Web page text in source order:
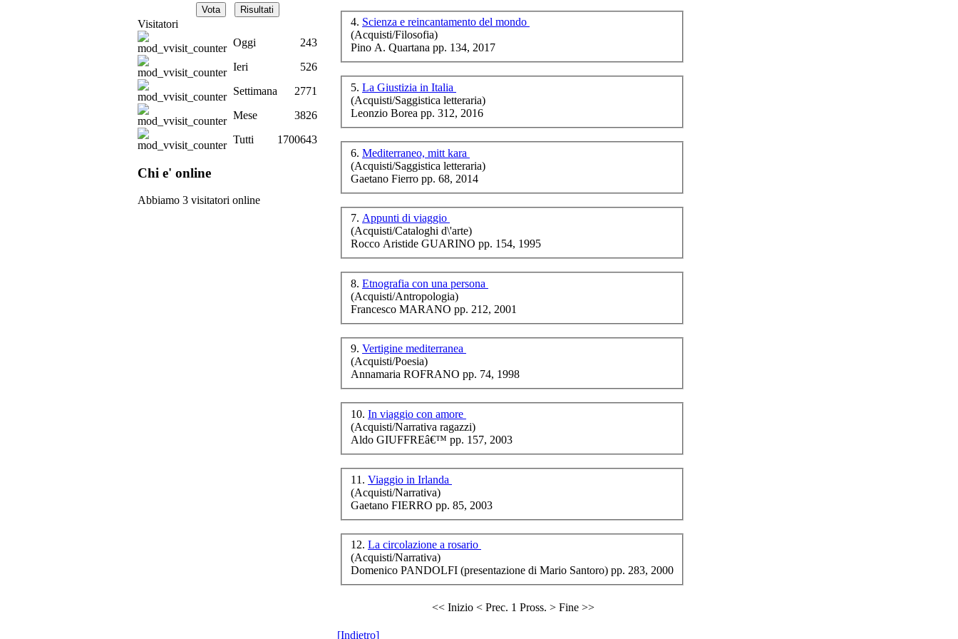
religiose. Opere pie.
Inventari, n. 3
La Chimica
Docimastica di
Francesco Mauro
€ 22,00
Il disegno dei
manuali. Verso una
€ 10,00
Saggi sul testo
italiano fra
Cinquecento e
Chiama per il Prezzo
europeismo politica
agroalimentare
britannica
€ 20,50
LA BASILICATA SUI
GIORNALI
€ 30,00
fascismo a Gravina
(1919-1926)
Visitatori
Oggi
243
Ieri
526
Settimana
2771
Mese
3826
Tutti
1700643
Chi e' online
Abbiamo 3 visitatori online
4. Scienza e reincantamento del mondo
(Acquisti/Filosofia)
Pino A. Quartana pp. 134, 2017
5. La Giustizia in Italia
(Acquisti/Saggistica letteraria)
Leonzio Borea pp. 312, 2016
6. Mediterraneo, mitt kara
(Acquisti/Saggistica letteraria)
Gaetano Fierro pp. 68, 2014
7. Appunti di viaggio
(Acquisti/Cataloghi d\'arte)
Rocco Aristide GUARINO pp. 154, 1995
8. Etnografia con una persona
(Acquisti/Antropologia)
Francesco MARANO pp. 212, 2001
9. Vertigine mediterranea
(Acquisti/Poesia)
Annamaria ROFRANO pp. 74, 1998
10. In viaggio con amore
(Acquisti/Narrativa ragazzi)
Aldo GIUFFREâ€™ pp. 157, 2003
11. Viaggio in Irlanda
(Acquisti/Narrativa)
Gaetano FIERRO pp. 85, 2003
12. La circolazione a rosario
(Acquisti/Narrativa)
Domenico PANDOLFI (presentazione di Mario Santoro) pp. 283, 2000
<< Inizio < Prec. 1 Pross. > Fine >>
[Indietro]